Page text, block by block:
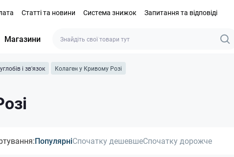
Статті та новини Система знижок Запитання та відповіді
Магазини
і зв'язок Колаген у Кривому Розі
ПопулярніСпочатку дешевшеСпочатку дорожче